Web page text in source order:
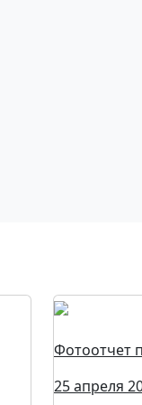
Фотоотчет
25 апреля